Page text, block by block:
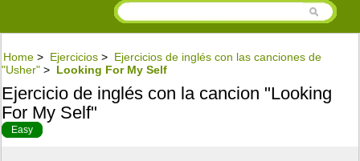
Home > Ejercicios > Ejercicios de inglés con las canciones de
"Usher" > Looking For My Self
Ejercicio de inglés con la cancion "Looking
For My Self"
Easy